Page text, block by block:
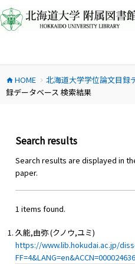
ン
テ
ス
キ
home HOME chevron_right 北海道大学学位論文目録
録データベース 検索結果
Search results
Search results are displayed in
paper.
1 items found.
久能,由弥 (クノウ,ユミ)
https://www.lib.hokudai.ac.jp/